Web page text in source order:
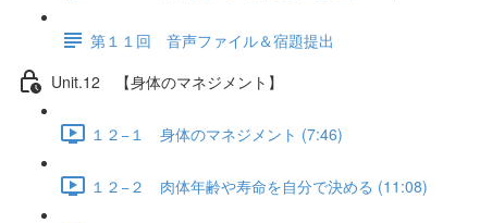
第１１回 音声ファイル＆宿題提出
Unit.12 【身体のマネジメント】
１２−１ 身体のマネジメント (7:46)
１２−２ 肉体年齢や寿命を自分で決める (11:08)